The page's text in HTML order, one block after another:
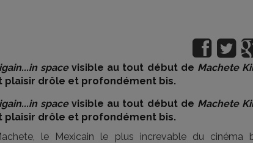
spacevisible au tout début de Machete
plaisir drôle et profondément bis.
spacevisible au tout début de Machete
plaisir drôle et profondément bis.
le Mexicain le plus increvable du cinéma